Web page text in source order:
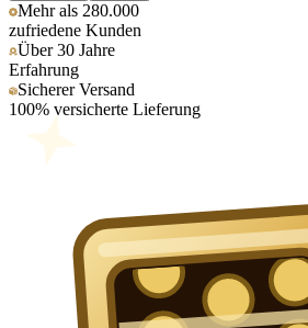
Mehr als 280.000
zufriedene Kunden
Über 30 Jahre
Erfahrung
Sicherer Versand
100% versicherte Lieferung